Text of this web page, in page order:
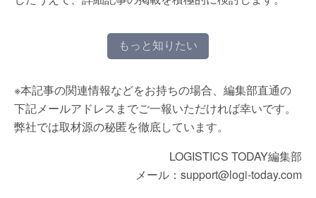
もっと知りたい
※本記事の関連情報などをお持ちの場合、編集部直通の
下記メールアドレスまでご一報いただければ幸いです。
弊社では取材源の秘匿を徹底しています。
LOGISTICS TODAY編集部
メール：support@logi-today.com